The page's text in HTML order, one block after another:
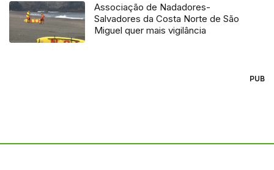
Associação de Nadadores-
Salvadores da Costa Norte de São
Miguel quer mais vigilância
PUB